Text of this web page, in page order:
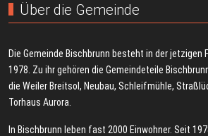
Über die Gemeinde
Die Gemeinde Bischbrunn besteht in der jetzigen
1978. Zu ihr gehören die Gemeindeteile
die Weiler Breitsol, Neubau, Schleifmühle,
Torhaus Aurora.
In Bischbrunn leben fast 2000 Einwohner. Seit